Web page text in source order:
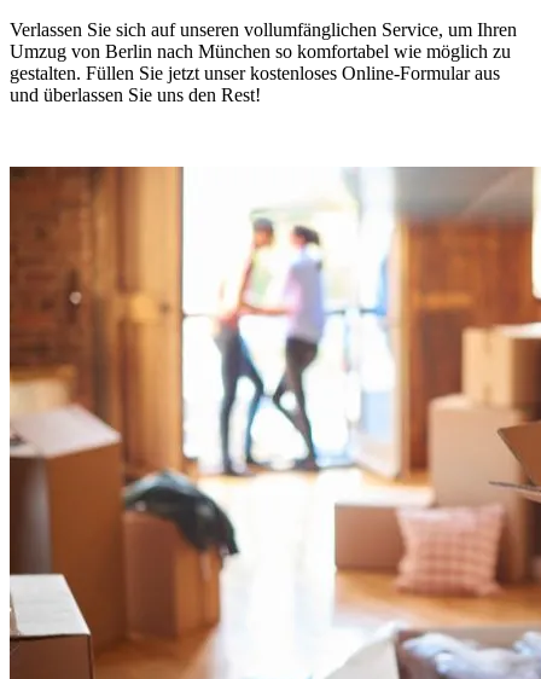
Verlassen Sie sich auf unseren vollumfänglichen Service, um Ihren
Umzug von Berlin nach München so komfortabel wie möglich zu
gestalten. Füllen Sie jetzt unser kostenloses Online-Formular aus
und überlassen Sie uns den Rest!